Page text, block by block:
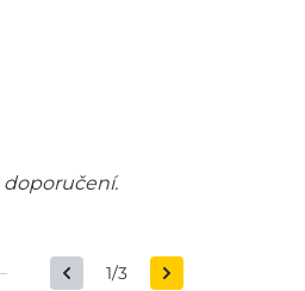
doporučení.
1/3